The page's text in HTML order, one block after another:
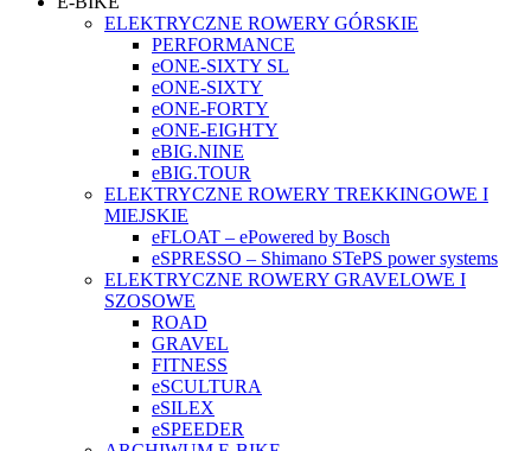
ELEKTRYCZNE ROWERY GÓRSKIE
PERFORMANCE
eONE-SIXTY SL
eONE-SIXTY
eONE-FORTY
eONE-EIGHTY
eBIG.NINE
eBIG.TOUR
ELEKTRYCZNE ROWERY TREKKINGOWE I
MIEJSKIE
eFLOAT – ePowered by Bosch
eSPRESSO – Shimano STePS power systems
ELEKTRYCZNE ROWERY GRAVELOWE I
SZOSOWE
ROAD
GRAVEL
FITNESS
eSCULTURA
eSILEX
eSPEEDER